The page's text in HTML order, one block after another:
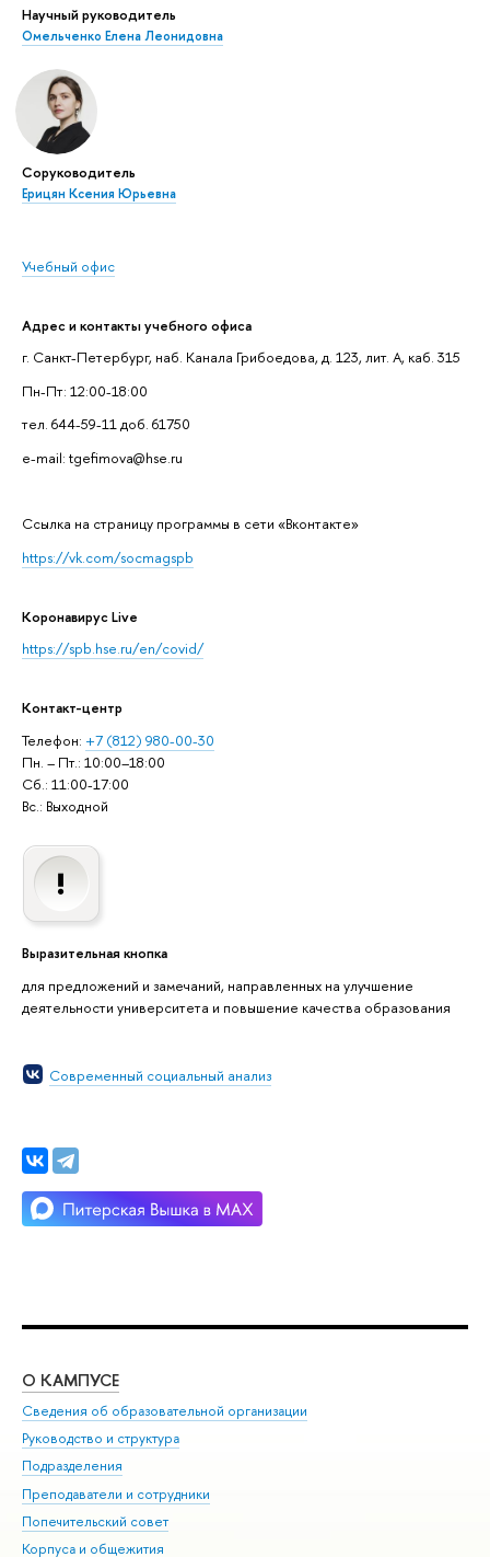
Научный руководитель
Омельченко Елена Леонидовна
Соруководитель
Ерицян Ксения Юрьевна
Учебный офис
Адрес и контакты учебного офиса
г. Санкт-Петербург, наб. Канала Грибоедова, д. 123, лит. А, каб. 315
Пн-Пт: 12:00-18:00
тел. 644-59-11 доб. 61750
e-mail: tgefimova@hse.ru
Cсылка на страницу программы в сети «Вконтакте»
https://vk.com/socmagspb
Коронавирус Live
https://spb.hse.ru/en/covid/
Контакт-центр
Телефон: +7 (812) 980-00-30
Пн. – Пт.: 10:00–18:00
Сб.: 11:00-17:00
Вс.: Выходной
Выразительная кнопка
для предложений и замечаний, направленных на улучшение
деятельности университета и повышение качества образования
Современный социальный анализ
О КАМПУСЕ
Сведения об образовательной организации
Руководство и структура
Подразделения
Преподаватели и сотрудники
Попечительский совет
Корпуса и общежития